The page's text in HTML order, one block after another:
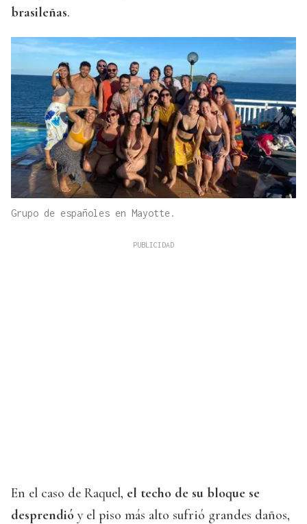
brasileñas.
Grupo de españoles en Mayotte.
En el caso de Raquel, el techo de su bloque se
desprendió y el piso más alto sufrió grandes daños,